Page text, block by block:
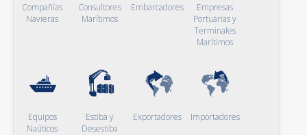
Compañías
Navieras
Consultores
Marítimos
Embarcadores
Empresas
Portuarias y
Terminales
Marítimos
Equipos
Naúticos
Estiba y
Desestiba
Exportadores Importadores